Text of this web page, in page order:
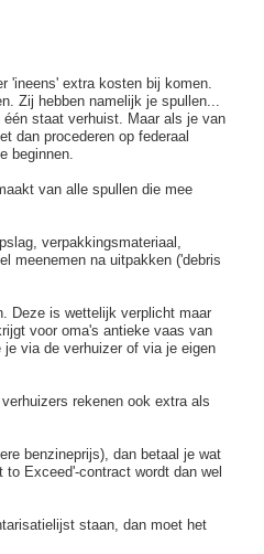
'ineens' extra kosten bij komen.
Zij hebben namelijk je spullen...
staat verhuist. Maar als je van
dan procederen op federaal
beginnen.
van alle spullen die mee
verpakkingsmateriaal,
meenemen na uitpakken ('debris
Deze is wettelijk verplicht maar
voor oma's antieke vaas van
via de verhuizer of via je eigen
rekenen ook extra als
benzineprijs), dan betaal je wat
Exceed'-contract wordt dan wel
staan, dan moet het